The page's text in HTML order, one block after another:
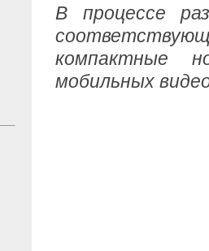
В процессе
компактные
мобильных